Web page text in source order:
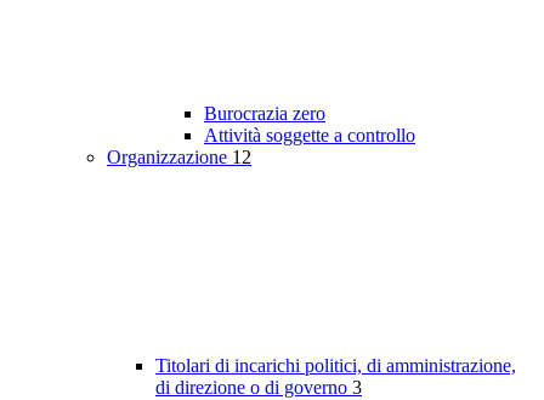
Burocrazia zero
Attività soggette a controllo
Organizzazione 12
Titolari di incarichi politici, di amministrazione,
di direzione o di governo 3